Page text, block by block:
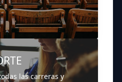
las carreras y